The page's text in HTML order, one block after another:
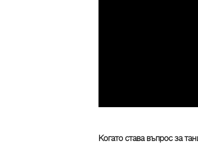
Когато става въпрос за